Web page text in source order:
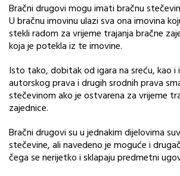
Bračni drugovi mogu imati bračnu
U bračnu imovinu ulazi sva ona imovina
stekli radom za vrijeme trajanja bračne
koja je potekla iz te imovine.
Isto tako, dobitak od igara na sreću, kao i
autorskog prava i drugih srodnih prava
stečevinom ako je ostvarena za vrijeme
zajednice.
Bračni drugovi su u jednakim dijelovima
stečevine, ali navedeno je moguće i
čega se nerijetko i sklapaju predmetni